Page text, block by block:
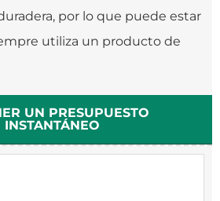
por lo que puede estar
utiliza un producto de
UN PRESUPUESTO
INSTANTÁNEO